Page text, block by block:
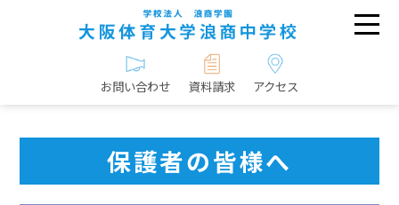
お問い合わせ 資料請求 アクセス
保護者の皆様へ